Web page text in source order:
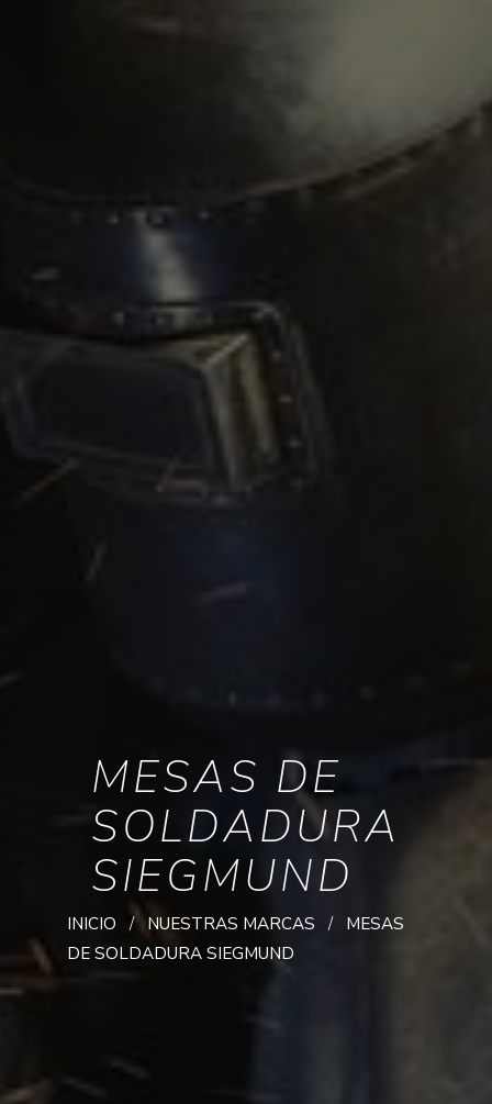
MESAS DE
SOLDADURA
SIEGMUND
INICIO NUESTRAS MARCAS
MESAS
DE SOLDADURA SIEGMUND